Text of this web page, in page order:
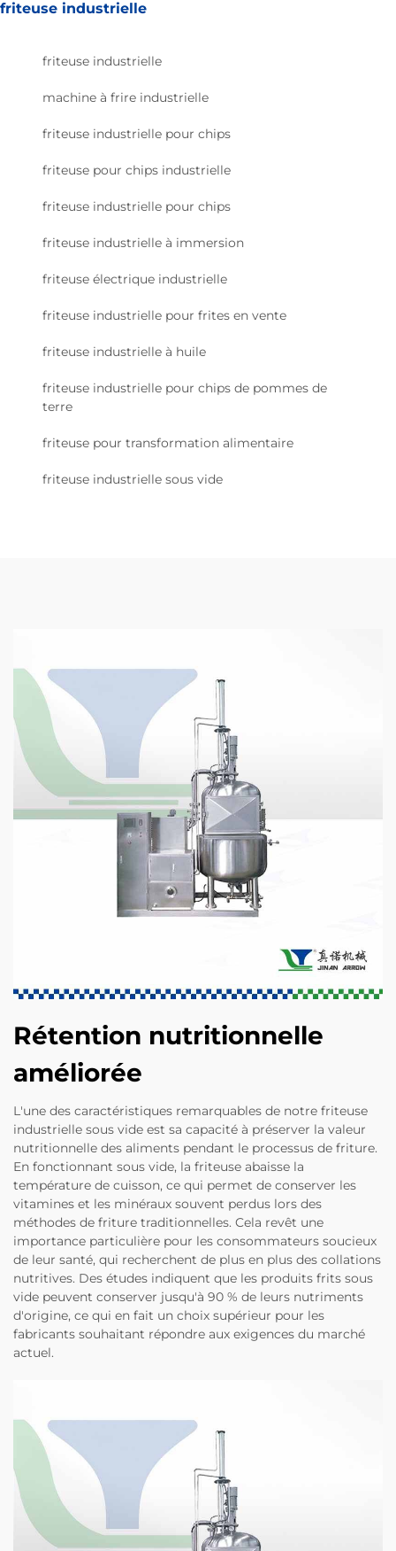
friteuse industrielle
friteuse industrielle
machine à frire industrielle
friteuse industrielle pour chips
friteuse pour chips industrielle
friteuse industrielle pour chips
friteuse industrielle à immersion
friteuse électrique industrielle
friteuse industrielle pour frites en vente
friteuse industrielle à huile
friteuse industrielle pour chips de pommes de
terre
friteuse pour transformation alimentaire
friteuse industrielle sous vide
Rétention nutritionnelle
améliorée
L'une des caractéristiques remarquables de notre friteuse
industrielle sous vide est sa capacité à préserver la valeur
nutritionnelle des aliments pendant le processus de friture.
En fonctionnant sous vide, la friteuse abaisse la
température de cuisson, ce qui permet de conserver les
vitamines et les minéraux souvent perdus lors des
méthodes de friture traditionnelles. Cela revêt une
importance particulière pour les consommateurs soucieux
de leur santé, qui recherchent de plus en plus des collations
nutritives. Des études indiquent que les produits frits sous
vide peuvent conserver jusqu'à 90 % de leurs nutriments
d'origine, ce qui en fait un choix supérieur pour les
fabricants souhaitant répondre aux exigences du marché
actuel.